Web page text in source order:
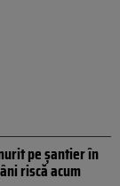
pe șantier în
riscă acum